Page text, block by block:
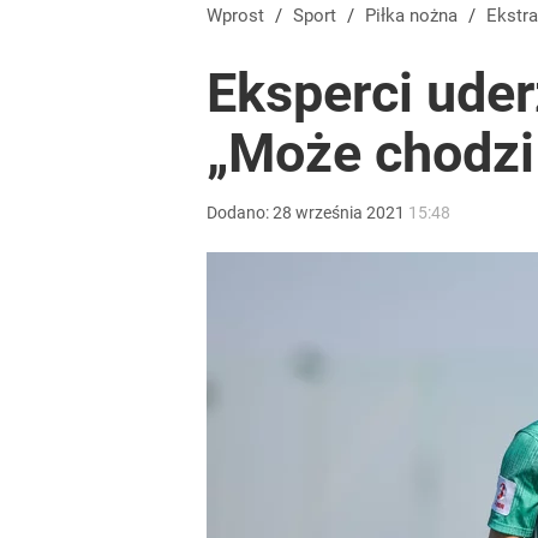
Tomasz Fornal zmobilizował rządzących!
Polscy siatkarze utknęli w Chinach. Wiadomo,
Nawrocki ma szansę na drugą kadencję? Tak
Wprost / Sport / Piłka nożna /
Eksperci
„Może
Dodano:28 września 2021 15:48